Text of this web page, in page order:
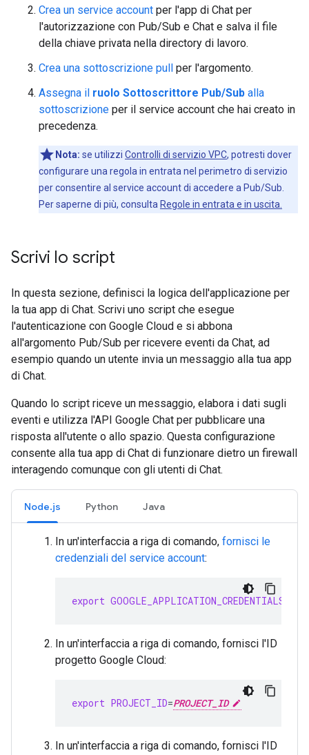
Crea un service account per l'app di Chat per
l'autorizzazione con Pub/Sub e Chat e salva il file
della chiave privata nella directory di lavoro.
Crea una sottoscrizione pull per l'argomento.
Assegna il ruolo Sottoscrittore Pub/Sub alla
sottoscrizione per il service account che hai creato in
precedenza.
Nota: se utilizzi Controlli di servizio VPC, potresti dover
configurare una regola in entrata nel perimetro di servizio
per consentire al service account di accedere a Pub/Sub.
Per saperne di più, consulta Regole in entrata e in uscita.
Scrivi lo script
In questa sezione, definisci la logica dell'applicazione per
la tua app di Chat. Scrivi uno script che esegue
l'autenticazione con Google Cloud e si abbona
all'argomento Pub/Sub per ricevere eventi da Chat, ad
esempio quando un utente invia un messaggio alla tua app
di Chat.
Quando lo script riceve un messaggio, elabora i dati sugli
eventi e utilizza l'API Google Chat per pubblicare una
risposta all'utente o allo spazio. Questa configurazione
consente alla tua app di Chat di funzionare dietro un firewall
interagendo comunque con gli utenti di Chat.
Node.js Python Java
In un'interfaccia a riga di comando, fornisci le
credenziali del service account:
export GOOGLE_APPLICATION_CREDENTIALS
In un'interfaccia a riga di comando, fornisci l'ID
progetto Google Cloud:
export PROJECT_ID=PROJECT_ID
In un'interfaccia a riga di comando, fornisci l'ID